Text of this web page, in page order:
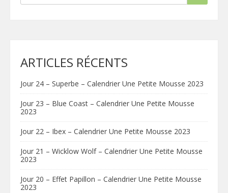
ARTICLES RÉCENTS
Jour 24 – Superbe – Calendrier Une Petite Mousse 2023
Jour 23 – Blue Coast – Calendrier Une Petite Mousse
2023
Jour 22 – Ibex – Calendrier Une Petite Mousse 2023
Jour 21 – Wicklow Wolf – Calendrier Une Petite Mousse
2023
Jour 20 – Effet Papillon – Calendrier Une Petite Mousse
2023